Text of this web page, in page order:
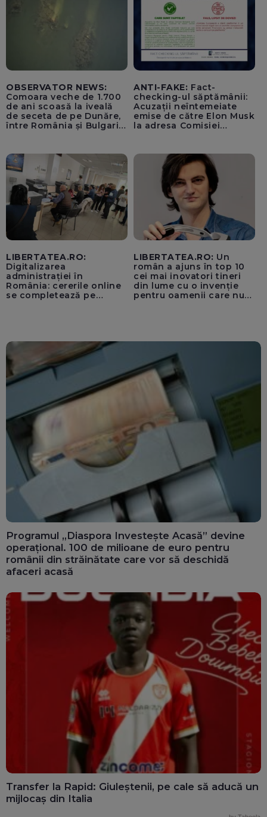
OBSERVATOR NEWS:
Comoara veche de 1.700
de ani scoasă la iveală
de seceta de pe Dunăre,
între România și Bulgaria.
ANTI-FAKE: Fact-
checking-ul săptămânii:
Acuzații neîntemeiate
emise de către Elon Musk
la adresa Comisiei
pentru instaurarea
„cenzurii” pe platforma X
LIBERTATEA.RO:
Digitalizarea
administrației în
România: cererile online
se completează pe
LIBERTATEA.RO: Un
român a ajuns în top 10
cei mai inovatori tineri
din lume cu o invenție
pentru oamenii care nu
Programul „Diaspora Investește Acasă” devine
operațional. 100 de milioane de euro pentru
românii din străinătate care vor să deschidă
afaceri acasă
Transfer la Rapid: Giuleștenii, pe cale să aducă un
mijlocaș din Italia